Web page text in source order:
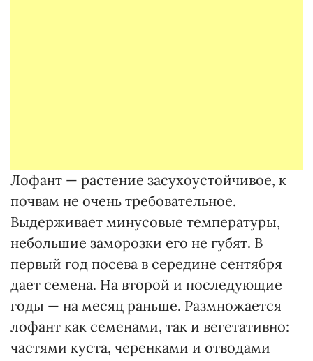
Лофант — растение засухоустойчивое, к
почвам не очень требовательное.
Выдерживает минусовые температуры,
небольшие заморозки его не губят. В
первый год посева в середине сентября
дает семена. На второй и последующие
годы — на месяц раньше. Размножается
лофант как семенами, так и вегетативно:
частями куста, черенками и отводами